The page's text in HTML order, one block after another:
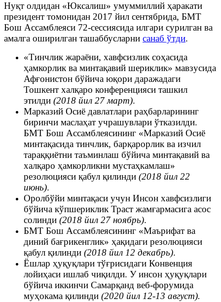
Нуқт олдидан «Юксалиш» умуммиллий ҳаракати
президент томонидан 2017 йил сентябрида, БМТ
Бош Ассамблеяси 72-сессиясида илгари сурилган ва
амалга оширилган ташаббусларни санаб ўтди.
«Тинчлик жараёни, хавфсизлик соҳасида
ҳамкорлик ва минтақавий шериклик» мавзусида
Афғонистон бўйича юқори даражадаги
Тошкент халқаро конференцияси ташкил
этилди (2018 йил 27 март).
Марказий Осиё давлатлари раҳбарларининг
биринчи маслаҳат учрашувлари ўтказилди.
БМТ Бош Ассамблеясининг «Марказий Осиё
минтақасида тинчлик, барқарорлик ва изчил
тараққиётни таъминлаш бўйича минтақавий ва
халқаро ҳамкорликни мустаҳкамлаш»
резолюцияси қабул қилинди (2018 йил 22
июнь).
Оролбўйи минтақаси учун Инсон хавфсизлиги
бўйича кўпшериклик Траст жамғармасига асос
солинди (2018 йил 27 ноябрь).
БМТ Бош Ассамблеясининг «Маърифат ва
диний бағрикенглик» ҳақидаги резолюцияси
қабул қилинди (2018 йил 12 декабрь).
Ёшлар ҳуқуқлари тўғрисидаги Конвенция
лойиҳаси ишлаб чиқилди. У инсон ҳуқуқлари
бўйича иккинчи Самарқанд веб-форумида
муҳокама қилинди (2020 йил 12-13 август).